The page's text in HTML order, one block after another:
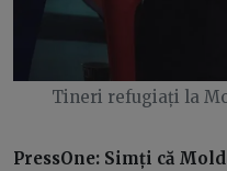
Tineri refugiați la
PressOne: Simți că